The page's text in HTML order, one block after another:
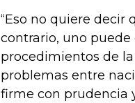
“Eso no quiere decir
contrario, uno
procedimientos de
problemas entre
firme con prudencia